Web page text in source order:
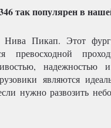
Нива Пикап. Этот
являются
нужно развозить